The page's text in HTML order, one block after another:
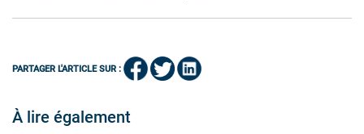
PARTAGER L'ARTICLE SUR :
À lire également